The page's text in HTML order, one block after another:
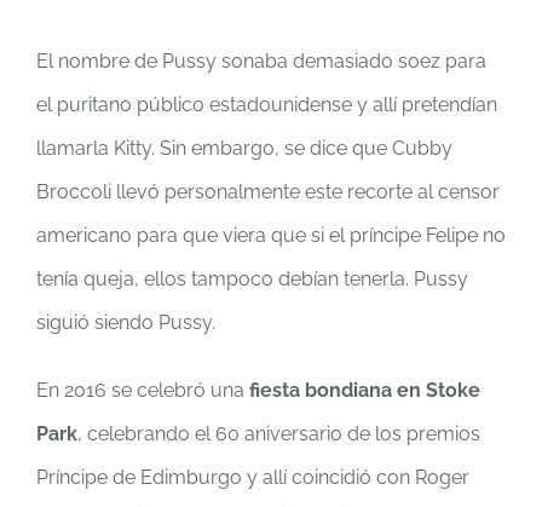
El nombre de Pussy sonaba demasiado soez para
el puritano público estadounidense y allí pretendían
llamarla Kitty. Sin embargo, se dice que Cubby
Broccoli llevó personalmente este recorte al censor
americano para que viera que si el príncipe Felipe no
tenía queja, ellos tampoco debían tenerla. Pussy
siguió siendo Pussy.
En 2016 se celebró una fiesta bondiana en Stoke
Park, celebrando el 60 aniversario de los premios
Príncipe de Edimburgo y allí coincidió con Roger